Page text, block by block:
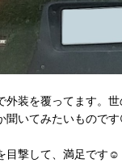
外装を覆ってます。
聞いてみたいものです
目撃して、満足です☺️